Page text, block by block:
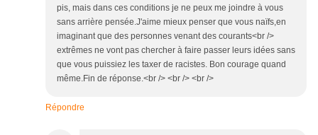
pis, mais dans ces conditions je ne peux me joindre à vous
sans arrière pensée.J'aime mieux penser que vous naïfs,en
imaginant que des personnes venant des courants<br />
extrêmes ne vont pas chercher à faire passer leurs idées sans
que vous puissiez les taxer de racistes. Bon courage quand
même.Fin de réponse.<br /> <br /> <br />
Répondre